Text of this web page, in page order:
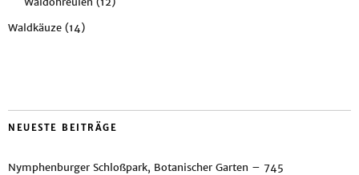
Waldkäuze (14)
NEUESTE BEITRÄGE
Nymphenburger Schloßpark, Botanischer Garten – 745